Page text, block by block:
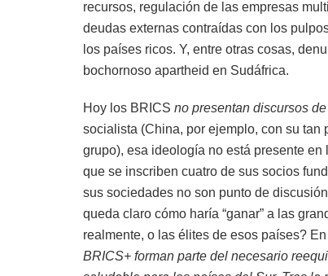
recursos, regulación de las empresas
deudas externas contraídas con los
los países ricos. Y, entre otras cosas,
bochornoso apartheid en Sudáfrica.
Hoy los BRICS no presentan discursos
socialista (China, por ejemplo, con su tan
grupo), esa ideología no está presente
que se inscriben cuatro de sus socios
sus sociedades no son punto de
queda claro cómo haría “ganar” a las
realmente, o las élites de esos países?
BRICS+ forman parte del necesario